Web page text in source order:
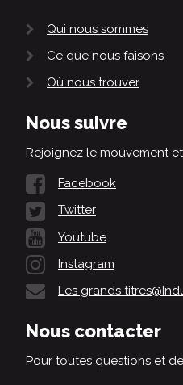
Qui nous sommes
Ce que nous faisons
Où nous trouver
Nous suivre
Rejoignez le mouvement
Facebook
Twitter
Youtube
Instagram
Les grands
Nous contacter
Pour toutes questions et